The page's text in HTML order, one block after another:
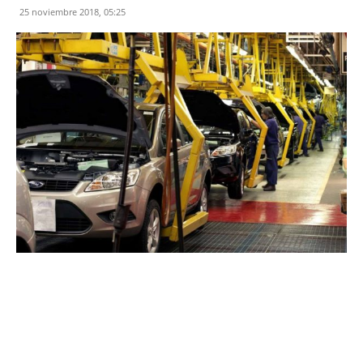
25 noviembre 2018, 05:25